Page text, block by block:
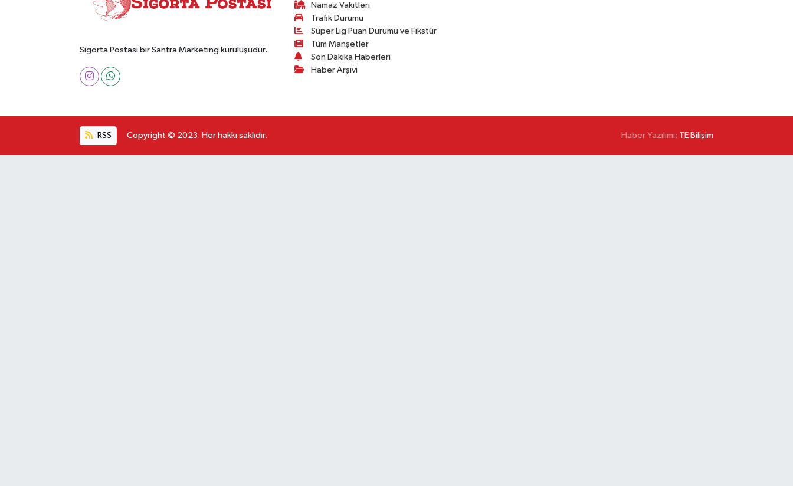
Sigorta Postası bir Santra Marketing kuruluşudur.
Namaz Vakitleri
Trafik Durumu
Süper Lig Puan Durumu ve Fikstür
Tüm Manşetler
Son Dakika Haberleri
Haber Arşivi
RSS Copyright © 2023. Her hakkı saklıdır. Haber Yazılımı: TE Bilişim